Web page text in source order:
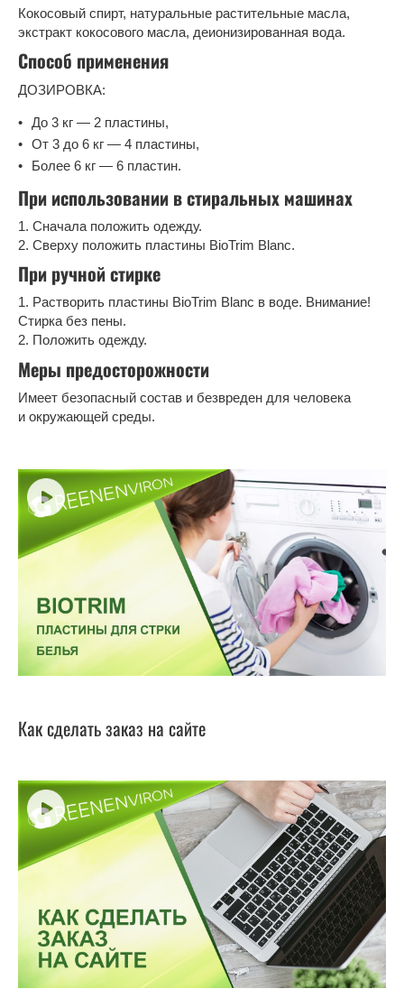
Кокосовый спирт, натуральные растительные масла,
экстракт кокосового масла, деионизированная вода.
Способ применения
ДОЗИРОВКА:
До 3 кг — 2 пластины,
От 3 до 6 кг — 4 пластины,
Более 6 кг — 6 пластин.
При использовании в стиральных машинах
1. Сначала положить одежду.
2. Сверху положить пластины BioTrim Blanc.
При ручной стирке
1. Растворить пластины BioTrim Blanc в воде. Внимание!
Стирка без пены.
2. Положить одежду.
Меры предосторожности
Имеет безопасный состав и безвреден для человека
и окружающей среды.
Как сделать заказ на сайте